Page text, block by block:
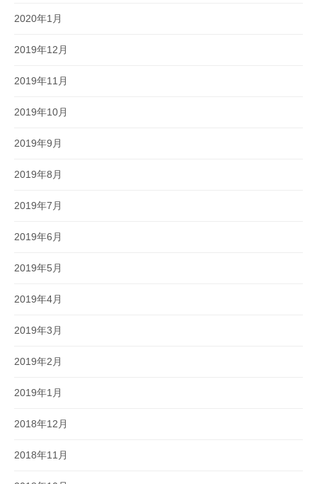
2020年1月
2019年12月
2019年11月
2019年10月
2019年9月
2019年8月
2019年7月
2019年6月
2019年5月
2019年4月
2019年3月
2019年2月
2019年1月
2018年12月
2018年11月